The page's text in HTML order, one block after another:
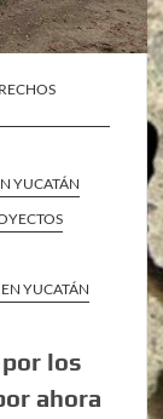
YUCATÁN
YUCATÁN
los
ahora